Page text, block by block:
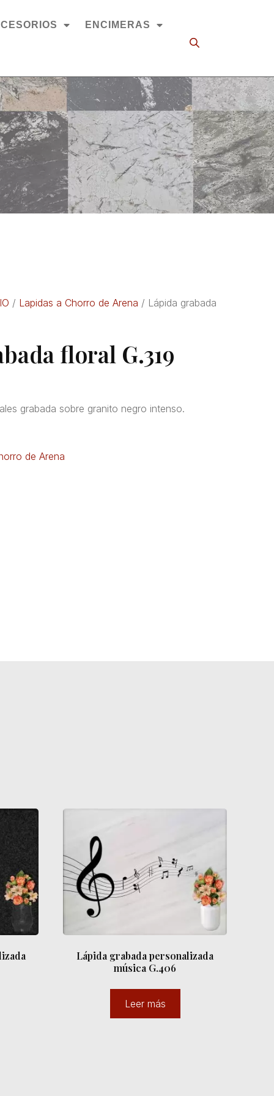
ENCIMERAS
/ Lapidas a Chorro de Arena / Lápida grabada
floral G.319
grabada sobre granito negro intenso.
de Arena
Lápida grabada personalizada
música G.406
Leer más